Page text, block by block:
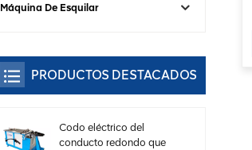
Máquina De Esquilar
PRODUCTOS DESTACADOS
Codo eléctrico del
conducto redondo que